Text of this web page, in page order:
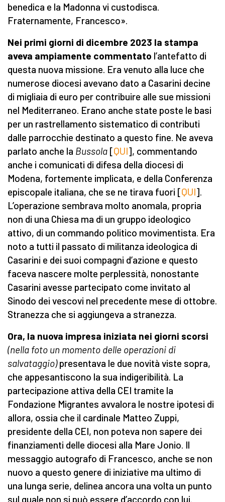
benedica e la Madonna vi custodisca.
Fraternamente, Francesco».
Nei primi giorni di dicembre 2023 la stampa
aveva ampiamente commentato l’antefatto di
questa nuova missione. Era venuto alla luce che
numerose diocesi avevano dato a Casarini decine
di migliaia di euro per contribuire alle sue missioni
nel Mediterraneo. Erano anche state poste le basi
per un rastrellamento sistematico di contributi
dalle parrocchie destinato a questo fine. Ne aveva
parlato anche la Bussola [QUI], commentando
anche i comunicati di difesa della diocesi di
Modena, fortemente implicata, e della Conferenza
episcopale italiana, che se ne tirava fuori [QUI].
L’operazione sembrava molto anomala, propria
non di una Chiesa ma di un gruppo ideologico
attivo, di un commando politico movimentista. Era
noto a tutti il passato di militanza ideologica di
Casarini e dei suoi compagni d’azione e questo
faceva nascere molte perplessità, nonostante
Casarini avesse partecipato come invitato al
Sinodo dei vescovi nel precedente mese di ottobre.
Stranezza che si aggiungeva a stranezza.
Ora, la nuova impresa iniziata nei giorni scorsi
(nella foto un momento delle operazioni di
salvataggio)presentava le due novità viste sopra,
che appesantiscono la sua indigeribilità. La
partecipazione attiva della CEI tramite la
Fondazione Migrantes avvalora le nostre ipotesi di
allora, ossia che il cardinale Matteo Zuppi,
presidente della CEI, non poteva non sapere dei
finanziamenti delle diocesi alla Mare Jonio. Il
messaggio autografo di Francesco, anche se non
nuovo a questo genere di iniziative ma ultimo di
una lunga serie, delinea ancora una volta un punto
sul quale non si può essere d’accordo con lui.